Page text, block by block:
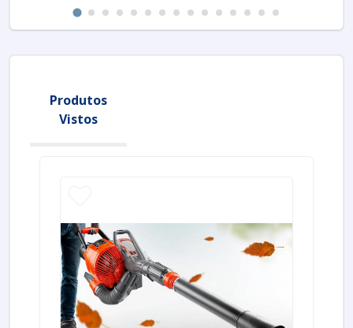
Produtos
Vistos